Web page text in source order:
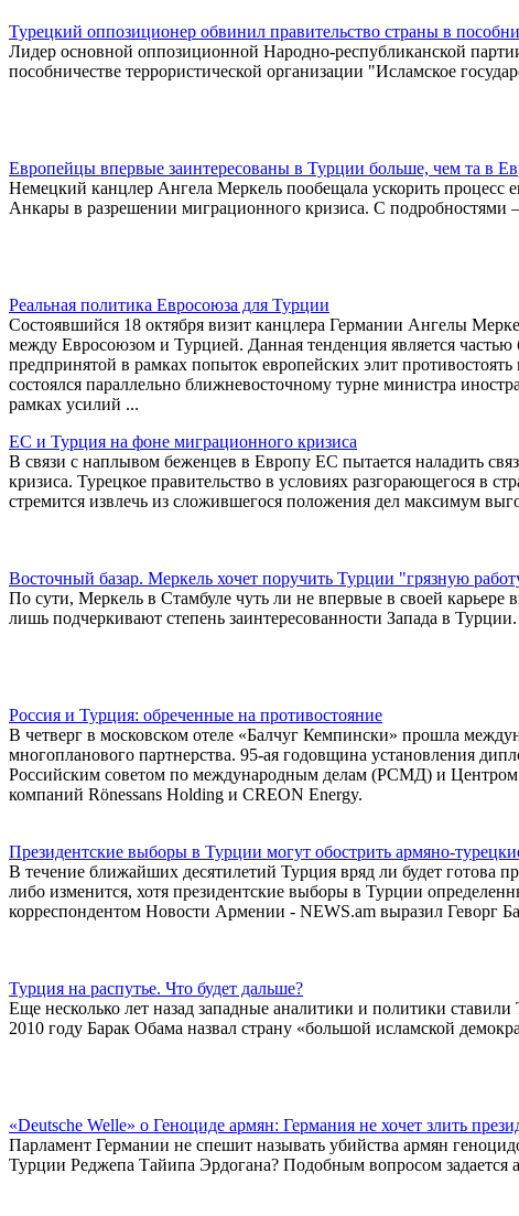
Турецкий оппозиционер обвинил правительство страны в
Лидер основной оппозиционной Народно-республиканской
пособничестве террористической организации "Исламское
Европейцы впервые заинтересованы в Турции больше, чем та в
Немецкий канцлер Ангела Меркель пообещала ускорить
Анкары в разрешении миграционного кризиса. С
Реальная политика Евросоюза для Турции
Состоявшийся 18 октября визит канцлера Германии Ангелы
между Евросоюзом и Турцией. Данная тенденция является
предпринятой в рамках попыток европейских элит
состоялся параллельно ближневосточному турне министра
рамках усилий ...
ЕС и Турция на фоне миграционного кризиса
В связи с наплывом беженцев в Европу ЕС пытается наладить
кризиса. Турецкое правительство в условиях разгорающегося в
стремится извлечь из сложившегося положения дел максимум
Восточный базар. Меркель хочет поручить Турции "грязную
По сути, Меркель в Стамбуле чуть ли не впервые в своей
лишь подчеркивают степень заинтересованности Запада в
Россия и Турция: обреченные на противостояние
В четверг в московском отеле «Балчуг Кемпински» прошла
многопланового партнерства. 95-ая годовщина установления
Российским советом по международным делам (РСМД) и
компаний Rönessans Holding и CREON Energy.
Президентские выборы в Турции могут обострить армяно-
В течение ближайших десятилетий Турция вряд ли будет готова
либо изменится, хотя президентские выборы в Турции
корреспондентом Новости Армении - NEWS.am выразил Геворг
Турция на распутье. Что будет дальше?
Еще несколько лет назад западные аналитики и политики
2010 году Барак Обама назвал страну «большой исламской
«Deutsche Welle» о Геноциде армян: Германия не хочет злить
Парламент Германии не спешит называть убийства армян
Турции Реджепа Тайипа Эрдогана? Подобным вопросом задается